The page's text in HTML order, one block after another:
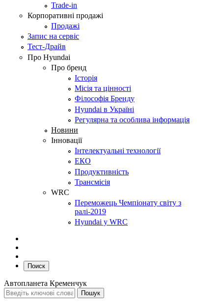
Trade-in
Корпоративні продажі
Продажі
Запис на сервіс
Тест-Драйв
Про Hyundai
Про бренд
Історія
Місія та цінності
Філософія Бренду
Hyundai в Україні
Регулярна та особлива інформація
Новини
Інновації
Інтелектуальні технології
ЕКО
Продуктивність
Трансмісія
WRC
Переможець Чемпіонату світу з
ралі-2019
Hyundai у WRC
Поиск
Автопланета Кременчук